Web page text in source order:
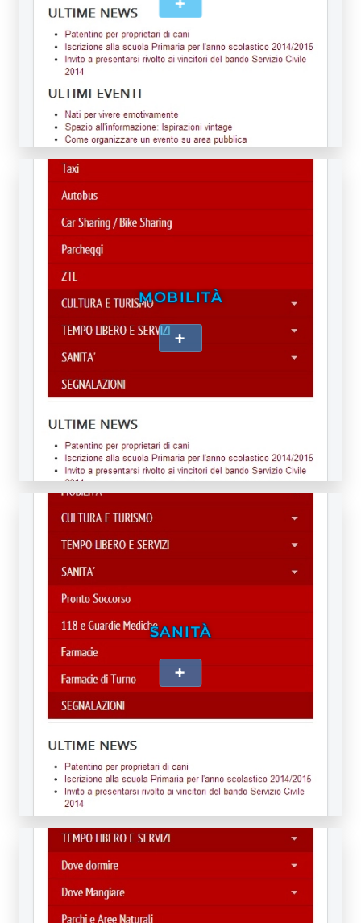
MOBILITÀ
+
SANITÀ
+